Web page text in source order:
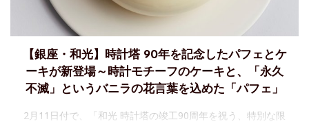
【銀座・和光】時計塔 90年を記念したパフェとケ
ーキが新登場～時計モチーフのケーキと、「永久
不滅」というバニラの花言葉を込めた「パフェ」
2月11日付で、「和光 時計塔の竣工90周年を祝う、特別な限